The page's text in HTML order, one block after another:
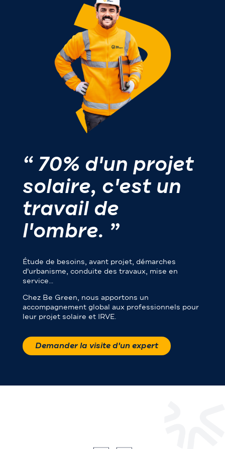
“ 70% d'un projet
solaire, c'est un
travail de
l'ombre. ”
Étude de besoins, avant projet, démarches
d'urbanisme, conduite des travaux, mise en
service…
Chez Be Green, nous apportons un
accompagnement global aux professionnels pour
leur projet solaire et IRVE.
Demander la visite d'un expert